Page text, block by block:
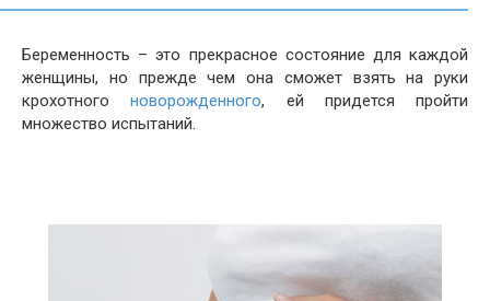
Беременность – это прекрасное состояние для каждой
женщины, но прежде чем она сможет взять на руки
крохотногоноворожденного, ей придется пройти
множество испытаний.